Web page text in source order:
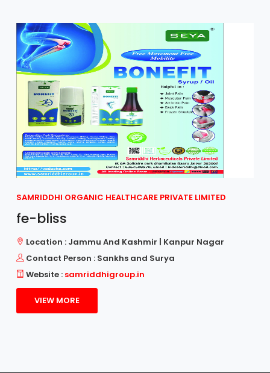
SAMRIDDHI ORGANIC HEALTHCARE PRIVATE LIMITED
fe-bliss
Location : Jammu And Kashmir | Kanpur Nagar
Contact Person : Sankhs and Surya
Website : samriddhigroup.in
VIEW MORE